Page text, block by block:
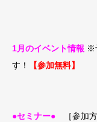
1月のイベント情報 ※
す！
【参加無料】
●セミナー● ［参加方